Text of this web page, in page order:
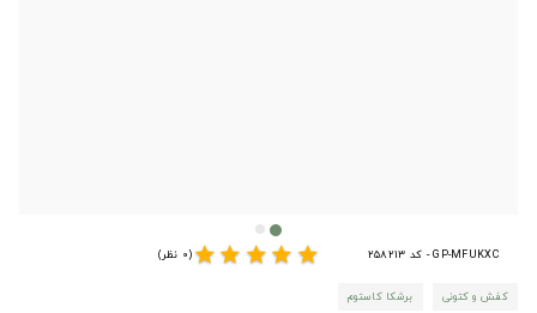
GP-MFUKXC - کد 258213 star
star
star
star
star(0 نظر)
کفش و کتونی برشکا کاستوم